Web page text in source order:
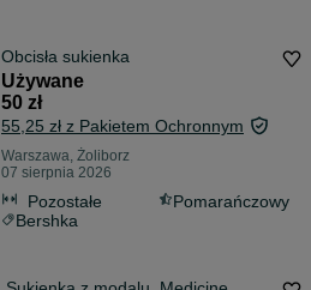
Obcisła sukienka
Używane
50 zł
55,25 zł z Pakietem Ochronnym
Warszawa, Żoliborz
07 sierpnia 2026
Pozostałe
Pomarańczowy
Bershka